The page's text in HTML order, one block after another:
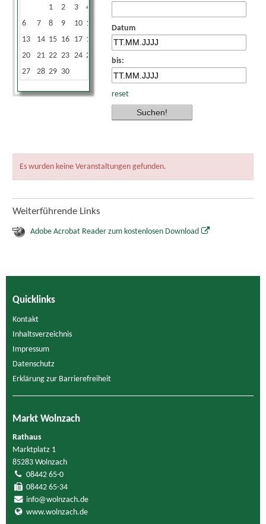
1
2 3 4
6
7 8 9 10 11
13
14 15 16 17 18
20
21 22 23 24 25
27
28 29 30
Datum
bis:
reset
Es wurden keine Veranstaltungen gefunden.
Weiterführende Links
Adobe Acrobat Reader zum kostenlosen Download
Quicklinks
Kontakt
Inhaltsverzeichnis
Impressum
Datenschutz
Erklärung zur Barrierefreiheit
Markt Wolnzach
Rathaus
Marktplatz 1
85283 Wolnzach
08442 65-0
08442 65-34
info@wolnzach.de
www.wolnzach.de